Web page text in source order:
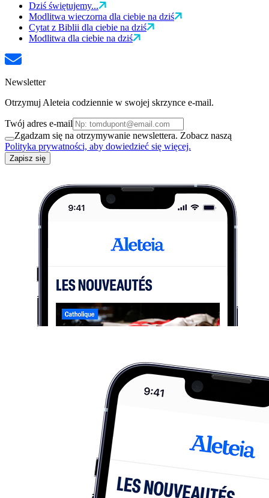
Dziś świętujemy...
Modlitwa wieczorna dla ciebie na dziś
Cytat z Biblii dla ciebie na dziś
Modlitwa dla ciebie na dziś
Newsletter
Otrzymuj Aleteia codziennie w swojej skrzynce e-mail.
Twój adres e-mail
Zgadzam się na otrzymywanie newslettera. Zobacz naszą
Polityka prywatności, aby dowiedzieć się więcej.
Zapisz się